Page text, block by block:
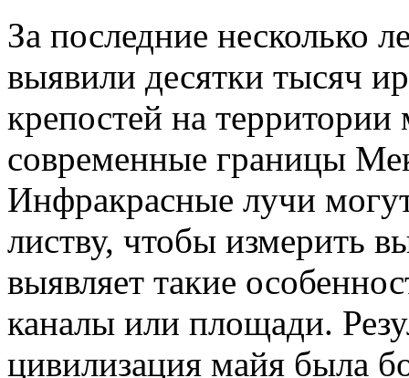
За последние несколько
выявили десятки тысяч
крепостей на территории
современные границы
Инфракрасные лучи
листву, чтобы измерить
выявляет такие
каналы или площади.
цивилизация майя была